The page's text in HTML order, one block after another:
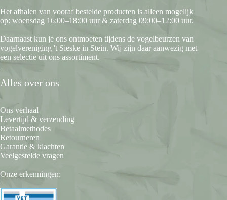
Het afhalen van vooraf bestelde producten is alleen mogelijk
op: woensdag 16:00–18:00 uur & zaterdag 09:00–12:00 uur.
Daarnaast kun je ons ontmoeten tijdens de vogelbeurzen van
vogelvereniging 't Sieske in Stein. Wij zijn daar aanwezig met
een selectie uit ons assortiment.
Alles over ons
Ons verhaal
Levertijd & verzending
Betaalmethodes
Retourneren
Garantie & klachten
Veelgestelde vragen
Onze erkenningen: